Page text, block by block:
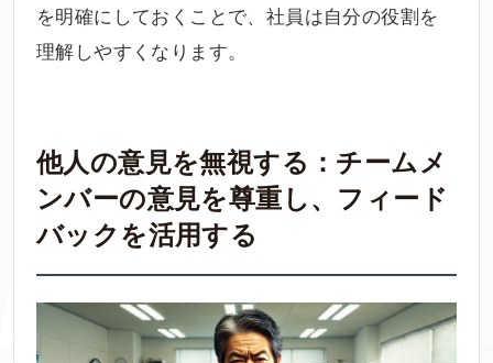
を明確にしておくことで、社員は自分の役割を
理解しやすくなります。
他人の意見を無視する：チームメ
ンバーの意見を尊重し、フィード
バックを活用する